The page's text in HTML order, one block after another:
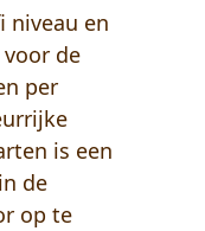
niveau en
de
per
is een
de
op te